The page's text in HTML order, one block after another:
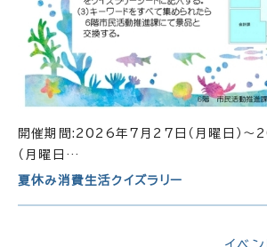
夏休み消費生活クイズラリー
開催期間:2026年7月27日（月曜日）
（月曜日…